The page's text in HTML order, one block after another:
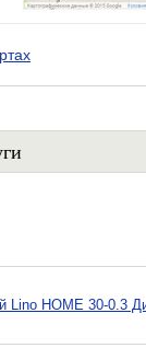
Lino HOME 30-